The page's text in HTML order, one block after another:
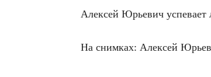
Алексей Юрьевич успевает
На снимках: Алексей